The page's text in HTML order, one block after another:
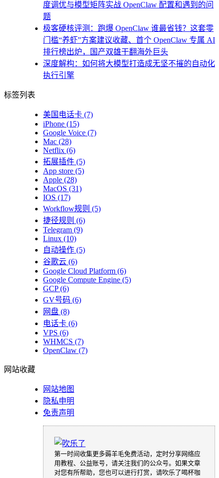
度调优与模型矩阵实战 OpenClaw 配置和遇到的问
题
极客硬核评测：跑爆 OpenClaw 谁最省钱？这套零
门槛“养虾”方案建议收藏、首个 OpenClaw 专属 AI
排行榜出炉，国产双雄干翻海外巨头
深度解构：如何将大模型打造成无坚不摧的自动化
执行引擎
标签列表
美国电话卡 (7)
iPhone (15)
Google Voice (7)
Mac (28)
Netflix (6)
拓展插件 (5)
App store (5)
Apple (28)
MacOS (31)
IOS (17)
Workflow规则 (5)
捷径规则 (6)
Telegram (9)
Linux (10)
自动操作 (5)
谷歌云 (6)
Google Cloud Platform (6)
Google Compute Engine (5)
GCP(6)
GV号码 (6)
网盘 (8)
电话卡 (6)
VPS (6)
WHMCS (7)
OpenClaw (7)
网站收藏
网站地图
隐私申明
免责声明
第一时间收集更多薅羊毛免费活动，定时分享网络应
用教程、公益账号，请关注我们的公众号。如果文章
对您有所帮助，您也可以进行打赏，请吹乐了喝杯咖